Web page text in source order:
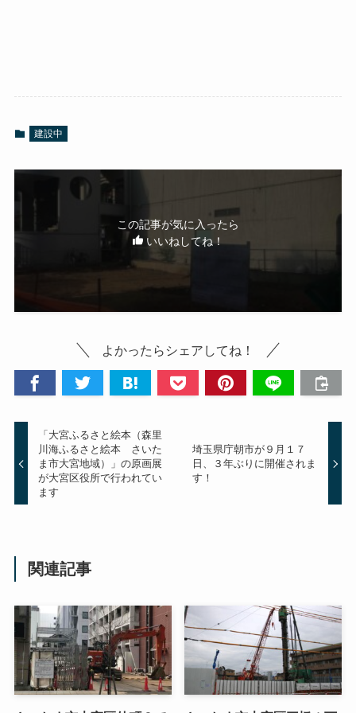
建設中
この記事が気に入ったら
いいねしてね！
よかったらシェアしてね！
「大宮ふるさと絵本（森里
川海ふるさと絵本 さいた
ま市大宮地域）」の原画展
が大宮区役所で行われてい
ます
埼玉県庁朝市が９月１７
日、３年ぶりに開催されま
す！
関連記事